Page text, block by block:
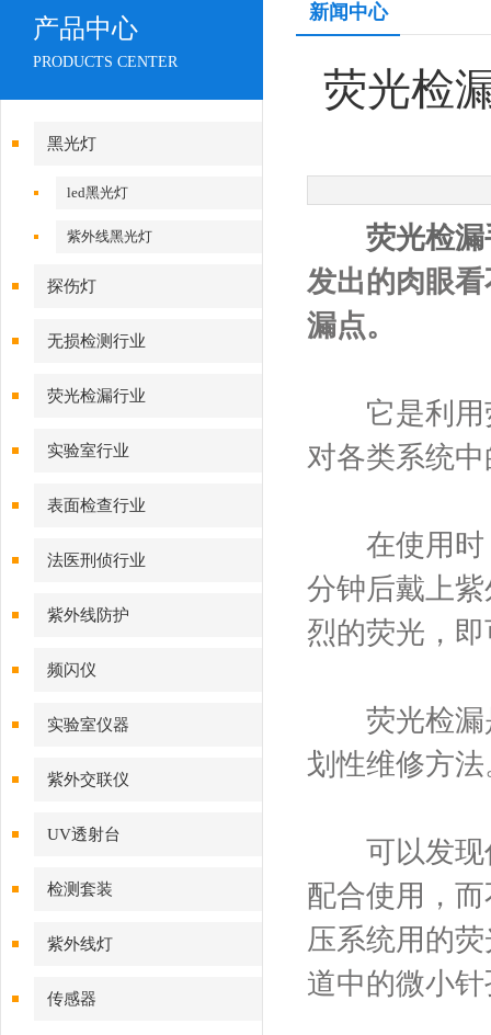
产品中心
PRODUCTS CENTER
黑光灯
led黑光灯
紫外线黑光灯
探伤灯
无损检测行业
荧光检漏行业
实验室行业
表面检查行业
法医刑侦行业
紫外线防护
频闪仪
实验室仪器
紫外交联仪
UV透射台
检测套装
紫外线灯
传感器
新闻中心
荧光检
荧光检
发出的肉眼
漏点。
它是利用荧
对各类系统
在使用时，
分钟后戴上
烈的荧光，
荧光检漏是
划性维修方
可以发现任
配合使用，
压系统用的
道中的微小